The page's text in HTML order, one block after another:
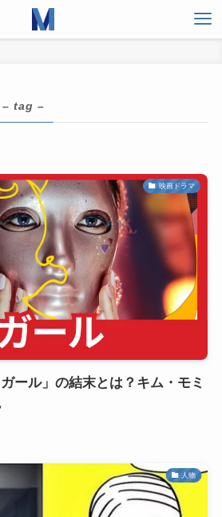
– tag –
映画ドラマ
ール」の結末とは？キム・モミ
人物